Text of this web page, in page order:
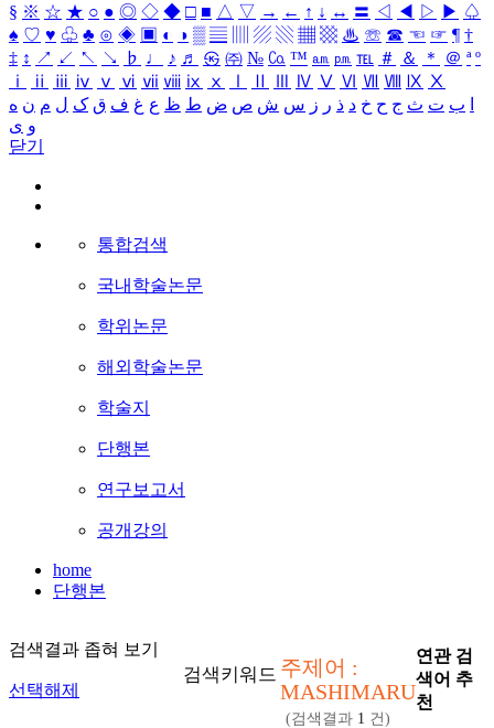
§ ※ ☆ ★ ○ ● ◎ ◇ ◆ □ ■ △ ▽ → ← ↑ ↓ ↔ 〓 ◁ ◀ ▷ ▶ ♤
♠ ♡ ♥ ♧ ♣ ⊙ ◈ ▣ ◐ ◑ ▒ ▤ ▨ ▧ ▦ ▩ ♨ ☏ ☎ ☜ ☞ ¶ †
‡ ↕ ↗ ↙ ↖ ↘ ♭ ♩ ♪ ♬ ㉿ ㈜ № ㏇ ™ ㏂ ㏘ ℡ ＃ ＆ ＊ ＠ ª º
ⅰ
ⅱ ⅲ ⅳ ⅴ ⅵ ⅶ ⅷ ⅸ ⅹ Ⅳ Ⅴ Ⅵ Ⅶ Ⅷ Ⅸ Ⅹ
ب ت ث ج ح خ د ذ ر ز س ش ص ض ط ظ ع غ ف ق ک ل م ن ه
و ی
닫기
통합검색
국내학술논문
학위논문
해외학술논문
학술지
단행본
연구보고서
공개강의
home
단행본
검색결과 좁혀 보기
선택해제
검색키워드 주제어 :
MASHIMARU
(검색결과 1 건)
연관 검
색어 추
천